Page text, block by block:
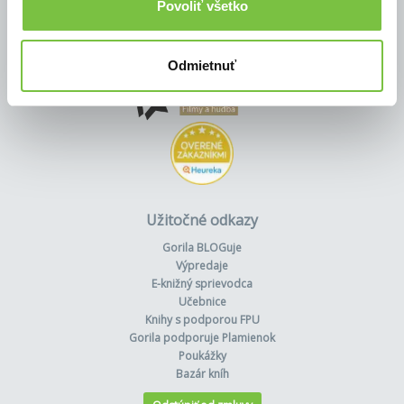
Povoliť všetko
Odmietnuť
Užitočné odkazy
Gorila BLOGuje
Výpredaje
E-knižný sprievodca
Učebnice
Knihy s podporou FPU
Gorila podporuje Plamienok
Poukážky
Bazár kníh